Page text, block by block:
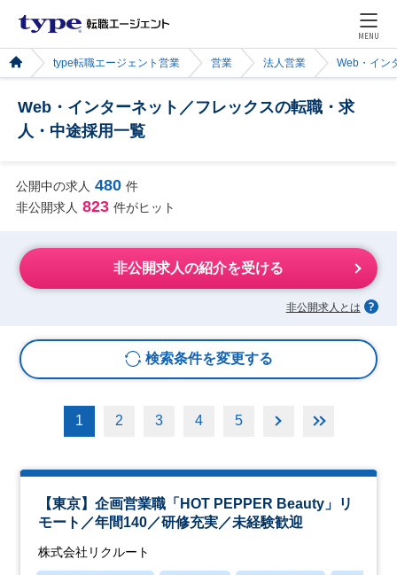
MENU
type転職エージェント営業 営業 法人営業 Web・イン
Web・インターネット／フレックスの転職・求
人・中途採用一覧
公開中の求人 480 件
非公開求人 823 件がヒット
非公開求人の紹介を受ける
非公開求人とは
検索条件を変更する
1 2 3 4 5
【東京】企画営業職「HOT PEPPER Beauty」リ
モート／年間140／研修充実／未経験歓迎
株式会社リクルート